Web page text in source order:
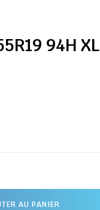
94H XL
AU PANIER